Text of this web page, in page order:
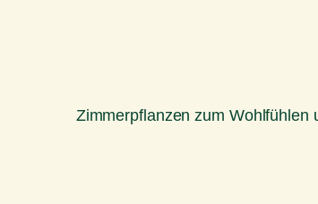
Zimmerpflanzen zum Wohlfühlen